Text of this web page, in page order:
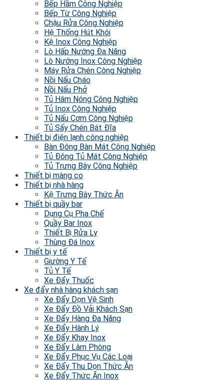
Bếp Hầm Công Nghiệp
Bếp Từ Công Nghiệp
Chậu Rửa Công Nghiệp
Hệ Thống Hút Khói
Kệ Inox Công Nghiệp
Lò Hấp Nướng Đa Năng
Lò Nướng Inox Công Nghiệp
Máy Rửa Chén Công Nghiệp
Nồi Nấu Cháo
Nồi Nấu Phở
Tủ Hâm Nóng Công Nghiệp
Tủ Inox Công Nghiệp
Tủ Nấu Cơm Công Nghiệp
Tủ Sấy Chén Bát Đĩa
Thiết bị điện lạnh công nghiệp
Bàn Đông Bàn Mát Công Nghiệp
Tủ Đông Tủ Mát Công Nghiệp
Tủ Trưng Bày Công Nghiệp
Thiết bị màng co
Thiết bị nhà hàng
Kệ Trưng Bày Thức Ăn
Thiết bị quầy bar
Dụng Cụ Pha Chế
Quầy Bar Inox
Thiết Bị Rửa Ly
Thùng Đá Inox
Thiết bị y tế
Giường Y Tế
Tủ Y Tế
Xe Đẩy Thuốc
Xe đẩy nhà hàng khách sạn
Xe Đẩy Dọn Vệ Sinh
Xe Đẩy Đồ Vải Khách Sạn
Xe Đẩy Hàng Đa Năng
Xe Đẩy Hành Lý
Xe Đẩy Khay Inox
Xe Đẩy Làm Phòng
Xe Đẩy Phục Vụ Các Loại
Xe Đẩy Thu Dọn Thức Ăn
Xe Đẩy Thức Ăn Inox